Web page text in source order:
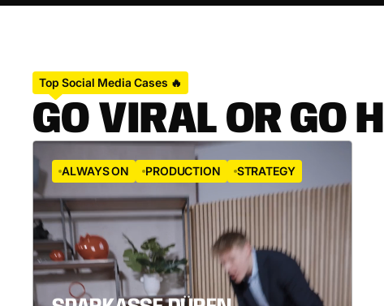
Top Social Media Cases 🔥
GO VIRAL OR GO H
ALWAYS ON PRODUCTION STRATEGY